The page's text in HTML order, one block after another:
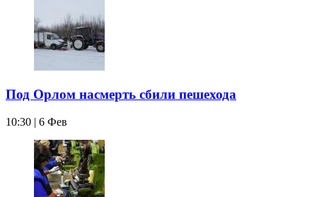
Под Орлом насмерть сбили пешехода
10:30 | 6 Фев